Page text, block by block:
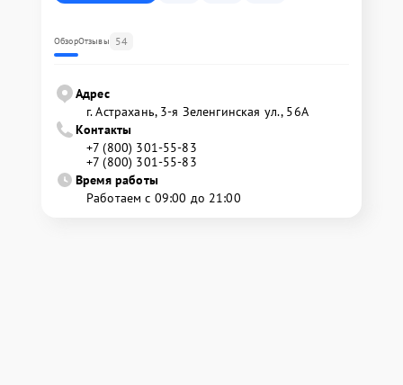
ОбзорОтзывы 54
Адрес
г. Астрахань, 3-я Зеленгинская ул., 56А
Контакты
+7 (800) 301-55-83
+7 (800) 301-55-83
Время работы
Работаем с 09:00 до 21:00